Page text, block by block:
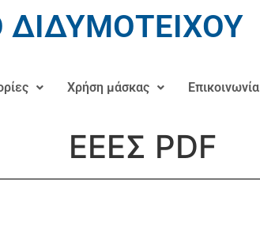
ΔΙΔΥΜΟΤΕΙΧΟΥ
Χρήση μάσκας Επικοινωνία
ΕΕΕΣ PDF